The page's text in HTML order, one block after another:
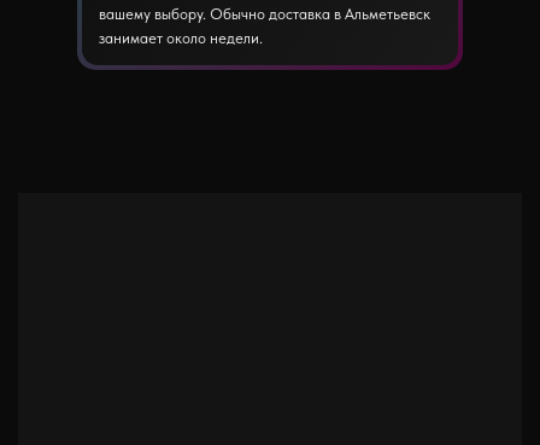
вашему выбору. Обычно доставка в Альметьевск
занимает около недели.